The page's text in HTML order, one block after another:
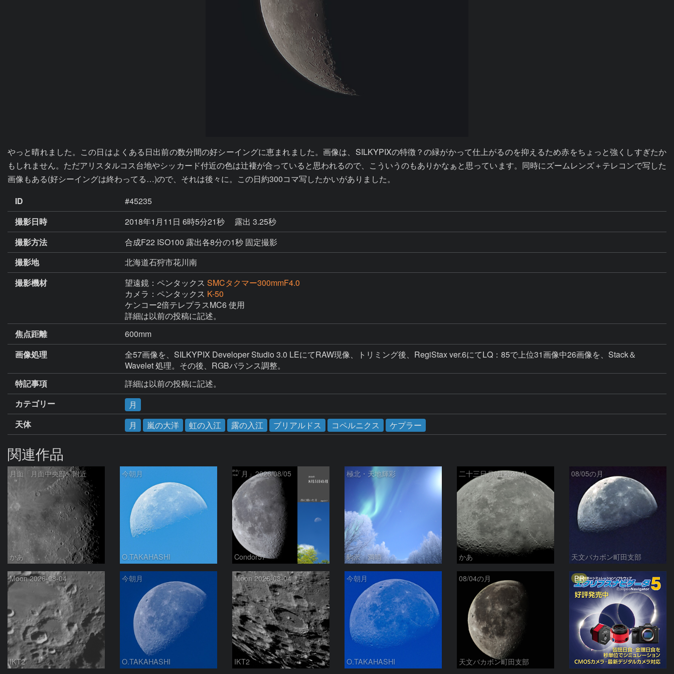
やっと晴れました。この日はよくある日出前の数分間の好シーイングに恵まれました。画像は、SILKYPIXの特徴？の緑がかって仕上がるのを抑えるため赤をちょっと強くしすぎたか
もしれません。ただアリスタルコス台地やシッカード付近の色は辻褄が合っていると思われるので、こういうのもありかなぁと思っています。同時にズームレンズ＋テレコンで写した
画像もある(好シーイングは終わってる…)ので、それは後々に。この日約300コマ写したかいがありました。
ID
#45235
撮影日時
2018年1月11日 6時5分21秒
露出 3.25秒
撮影方法
合成F22 ISO100 露出各8分の1秒 固定撮影
撮影地
北海道石狩市花川南
撮影機材
望遠鏡：ペンタックス SMCタクマー300mmF4.0
カメラ：ペンタックス K-50
ケンコー2倍テレプラスMC6 使用
詳細は以前の投稿に記述。
焦点距離
600mm
画像処理
全57画像を、SILKYPIX Developer Studio 3.0 LEにてRAW現像、トリミング後、RegiStax ver.6にてLQ：85で上位31画像中26画像を、Stack＆
Wavelet 処理。その後、RGBバランス調整。
特記事項
詳細は以前の投稿に記述。
カテゴリー
月
天体
月 嵐の大洋 虹の入江 露の入江 ブリアルドス コペルニクス ケプラー
関連作品
月面「月面中央部」附近
かあ
今朝月
O.TAKAHASHI
「月」2026/08/05
Condor57
極北・天地輝彩
駒沢 満晴
二十三日月(月齢21.4)
かあ
08/05の月
天文バカボン町田支部
Moon 2026-08-04
IKT2
今朝月
O.TAKAHASHI
Moon 2026-08-04
IKT2
今朝月
O.TAKAHASHI
08/04の月
天文バカボン町田支部
PR